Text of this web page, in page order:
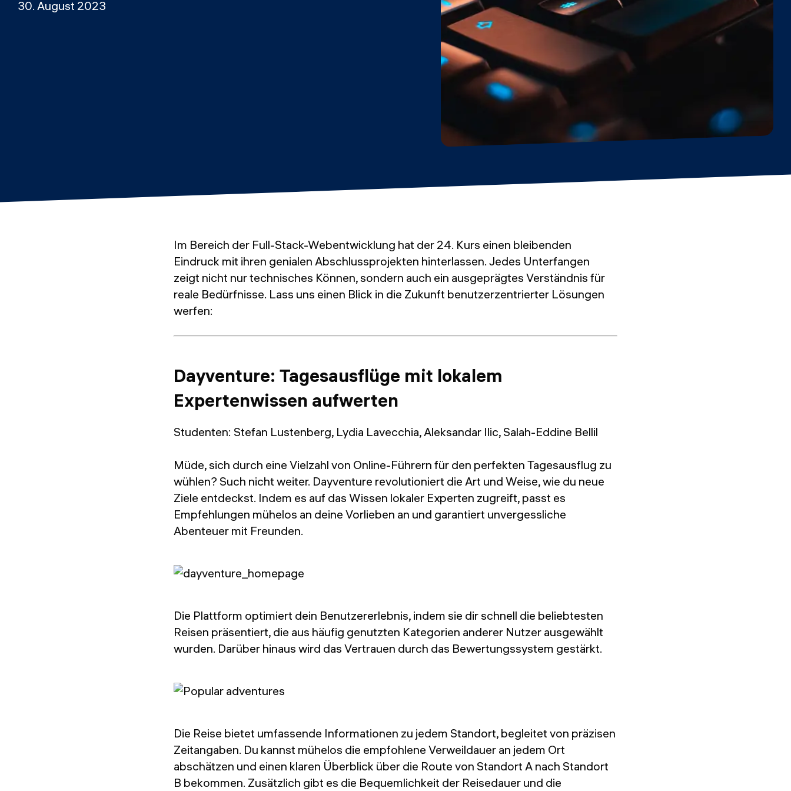
30. August 2023
Im Bereich der Full-Stack-Webentwicklung hat der 24. Kurs einen bleibenden
Eindruck mit ihren genialen Abschlussprojekten hinterlassen. Jedes Unterfangen
zeigt nicht nur technisches Können, sondern auch ein ausgeprägtes Verständnis für
reale Bedürfnisse. Lass uns einen Blick in die Zukunft benutzerzentrierter Lösungen
werfen:
Dayventure: Tagesausflüge mit lokalem
Expertenwissen aufwerten
Studenten: Stefan Lustenberg, Lydia Lavecchia, Aleksandar Ilic, Salah-Eddine Bellil
Müde, sich durch eine Vielzahl von Online-Führern für den perfekten Tagesausflug zu
wühlen? Such nicht weiter. Dayventure revolutioniert die Art und Weise, wie du neue
Ziele entdeckst. Indem es auf das Wissen lokaler Experten zugreift, passt es
Empfehlungen mühelos an deine Vorlieben an und garantiert unvergessliche
Abenteuer mit Freunden.
Die Plattform optimiert dein Benutzererlebnis, indem sie dir schnell die beliebtesten
Reisen präsentiert, die aus häufig genutzten Kategorien anderer Nutzer ausgewählt
wurden. Darüber hinaus wird das Vertrauen durch das Bewertungssystem gestärkt.
Die Reise bietet umfassende Informationen zu jedem Standort, begleitet von präzisen
Zeitangaben. Du kannst mühelos die empfohlene Verweildauer an jedem Ort
abschätzen und einen klaren Überblick über die Route von Standort A nach Standort
B bekommen. Zusätzlich gibt es die Bequemlichkeit der Reisedauer und die